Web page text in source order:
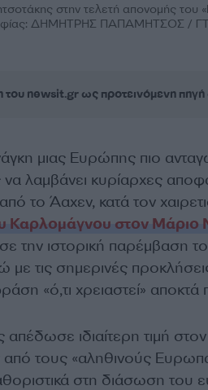
στην τελετή απονομής του
ΔΗΜΗΤΡΗΣ ΠΑΠΑΜΗΤΣΟΣ /
newsit.gr ως προτεινόμενη
μιας Ευρώπης πιο
λαμβάνει κυρίαρχες
από το Άαχεν, κατά τον
Καρλομάγνου στον Μάριο
την ιστορική παρέμβαση
με τις σημερινές
«ό,τι χρειαστεί»
ιδιαίτερη τιμή στον
από τους «αληθινούς
στη διάσωση του